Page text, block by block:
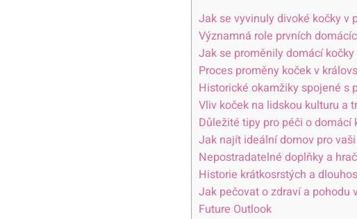
Jak se vyvinuly divoké kočky v
Významná role prvních
Jak se proměnily domácí
Proces proměny koček v
Historické okamžiky spojené s
Vliv koček na lidskou kulturu a
Důležité tipy pro péči o
Jak najít ideální domov pro
Nepostradatelné doplňky a
Historie krátkosrstých a
Jak pečovat o zdraví a pohodu
Future Outlook